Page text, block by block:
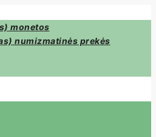
monetos
numizmatinės prekės